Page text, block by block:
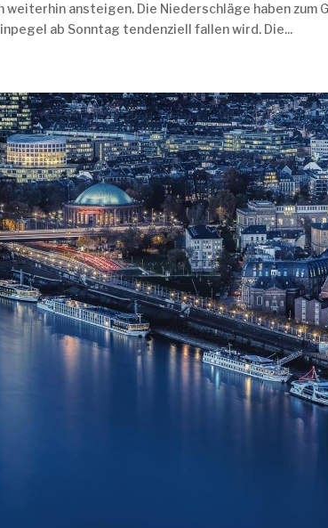
weiterhin ansteigen. Die Niederschläge haben zum
ab Sonntag tendenziell fallen wird. Die...